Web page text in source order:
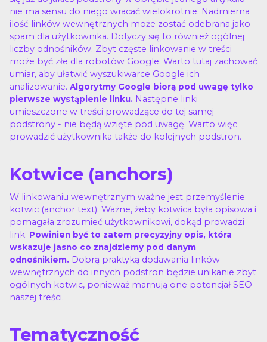
nie ma sensu do niego wracać wielokrotnie. Nadmierna
ilość linków wewnętrznych może zostać odebrana jako
spam dla użytkownika. Dotyczy się to również ogólnej
liczby odnośników. Zbyt częste linkowanie w treści
może być złe dla robotów Google. Warto tutaj zachować
umiar, aby ułatwić wyszukiwarce Google ich
analizowanie. Algorytmy Google biorą pod uwagę tylko
pierwsze wystąpienie linku. Następne linki
umieszczone w treści prowadzące do tej samej
podstrony - nie będą wzięte pod uwagę. Warto więc
prowadzić użytkownika także do kolejnych podstron.
Kotwice (anchors)
W linkowaniu wewnętrznym ważne jest przemyślenie
kotwic (anchor text). Ważne, żeby kotwica była opisowa i
pomagała zrozumieć użytkownikowi, dokąd prowadzi
link. Powinien być to zatem precyzyjny opis, która
wskazuje jasno co znajdziemy pod danym
odnośnikiem. Dobrą praktyką dodawania linków
wewnętrznych do innych podstron będzie unikanie zbyt
ogólnych kotwic, ponieważ marnują one potencjał SEO
naszej treści.
Tematyczność